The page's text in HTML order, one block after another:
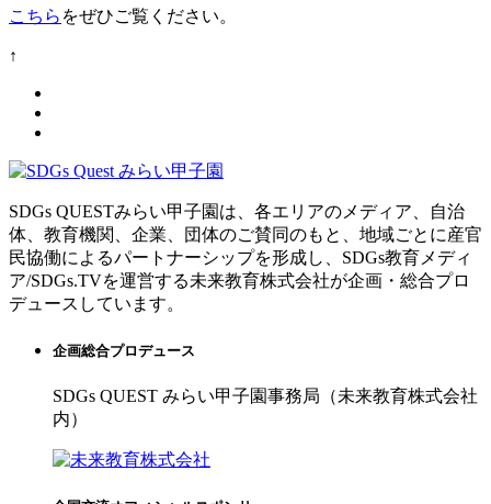
こちら をぜひご覧ください。
↑
SDGs QUESTみらい甲子園は、各エリアのメディア、自治
体、教育機関、企業、団体のご賛同のもと、地域ごとに産官
民協働によるパートナーシップを形成し、SDGs教育メディ
ア/SDGs.TVを運営する未来教育株式会社が企画・総合プロ
デュースしています。
企画総合プロデュース
SDGs QUEST みらい甲子園事務局（未来教育株式会社
内）